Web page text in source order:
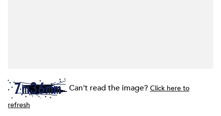
Can't read the image?Click here to
refresh